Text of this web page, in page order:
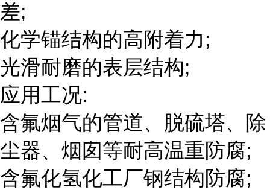
差;
化学锚结构的高附着力;
光滑耐磨的表层结构;
应用工况:
含氟烟气的管道、脱硫塔、除
尘器、烟囱等耐高温重防腐;
含氟化氢化工厂钢结构防腐;